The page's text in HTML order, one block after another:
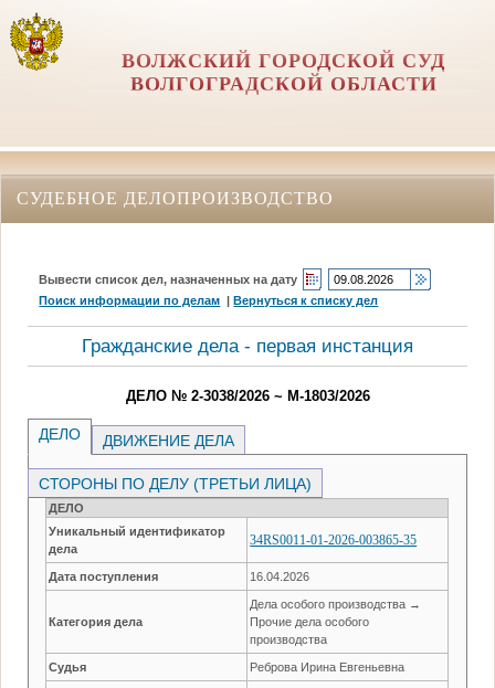
ВОЛЖСКИЙ ГОРОДСКОЙ СУД
ВОЛГОГРАДСКОЙ ОБЛАСТИ
СУДЕБНОЕ ДЕЛОПРОИЗВОДСТВО
Вывести список дел, назначенных на дату
Поиск информации по делам |Вернуться к списку дел
Гражданские дела - первая инстанция
ДЕЛО № 2-3038/2026 ~ М-1803/2026
ДЕЛО ДВИЖЕНИЕ ДЕЛА
СТОРОНЫ ПО ДЕЛУ (ТРЕТЬИ ЛИЦА)
ДЕЛО
Уникальный идентификатор
дела
34RS0011-01-2026-003865-35
Дата поступления 16.04.2026
Категория дела
Дела особого производства →
Прочие дела особого
производства
Судья Реброва Ирина Евгеньевна